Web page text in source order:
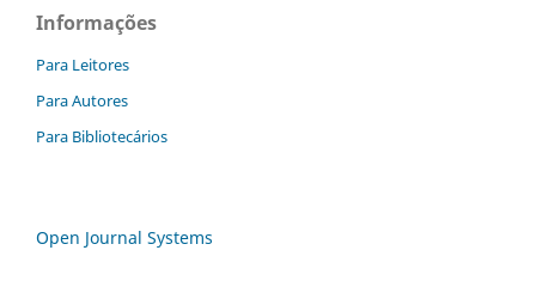
Informações
Para Leitores
Para Autores
Para Bibliotecários
Open Journal Systems